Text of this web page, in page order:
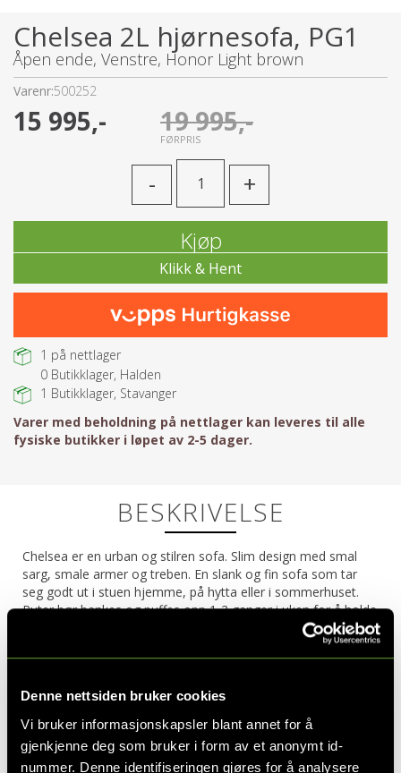
Denne nettsiden bruker cookies
Vi bruker informasjonskapsler blant annet for å
gjenkjenne deg som bruker i form av et anonymt id-
nummer. Denne identifiseringen gjøres for å analysere
Chelsea 2L hjørnesofa, PG1
Åpen ende, Venstre, Honor Light brown
Varenr:500252
15 995,- 19 995,-
FØRPRIS
- +
Kjøp
1 på nettlager
0 Butikklager, Halden
1 Butikklager, Stavanger
Varer med beholdning på nettlager kan leveres til alle
fysiske butikker i løpet av 2-5 dager.
BESKRIVELSE
Chelsea er en urban og stilren sofa. Slim design med smal
sarg, smale armer og treben. En slank og fin sofa som tar
seg godt ut i stuen hjemme, på hytta eller i sommerhuset.
Puter bør bankes og puffes opp 1-2 ganger i uken for å holde
formen. Husk å rullere puter der det er mulig silk at slitasjen
blir fordelt likt. Dublin finnes i flere oppsett så du vil garantert
finne et oppsett som passer i din stue.
Produktdetaljer
Vendbare puter
Avtagbart trekk